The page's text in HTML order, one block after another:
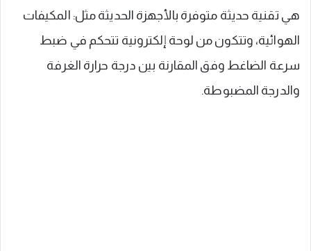
هي تقنية حديثة متوفرة بالأجهزة الحديثة مثل: المكيفات
الهوائية، وتتكون من لوحة إلكترونية تتحكم في ضبط
سرعة الضاغط وفق المقارنة بين درجة حرارة الغرفة
والدرجة المضبوطة.